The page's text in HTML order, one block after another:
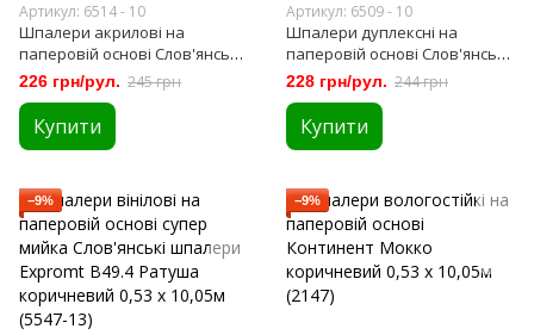
Артикул: 6514 - 10
Шпалери акрилові на
паперовій основі Слов'янські
шпалери Garant B76,4 Садко 2
сірий 0,53 х 10,05м (6514-10),
226 грн/рул. 245 грн
Купити
Артикул: 6509 - 10
Шпалери дуплексні на
паперовій основі Слов'янські
шпалери Gracia B64,4
Марсель сірий 0,53 х 10,05м
(6509-10)
228 грн/рул. 244 грн
Купити
−9% −9%